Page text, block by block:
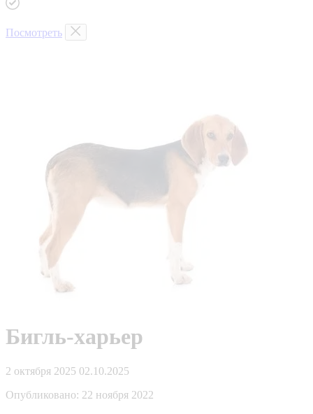
Посмотреть
Бигль-харьер
2 октября 2025 02.10.2025
Опубликовано: 22 ноября 2022